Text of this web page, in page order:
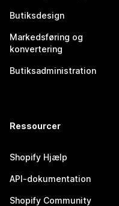
Butiksdesign
Markedsføring og
konvertering
Butiksadministration
Ressourcer
Shopify Hjælp
API-dokumentation
Shopify Community